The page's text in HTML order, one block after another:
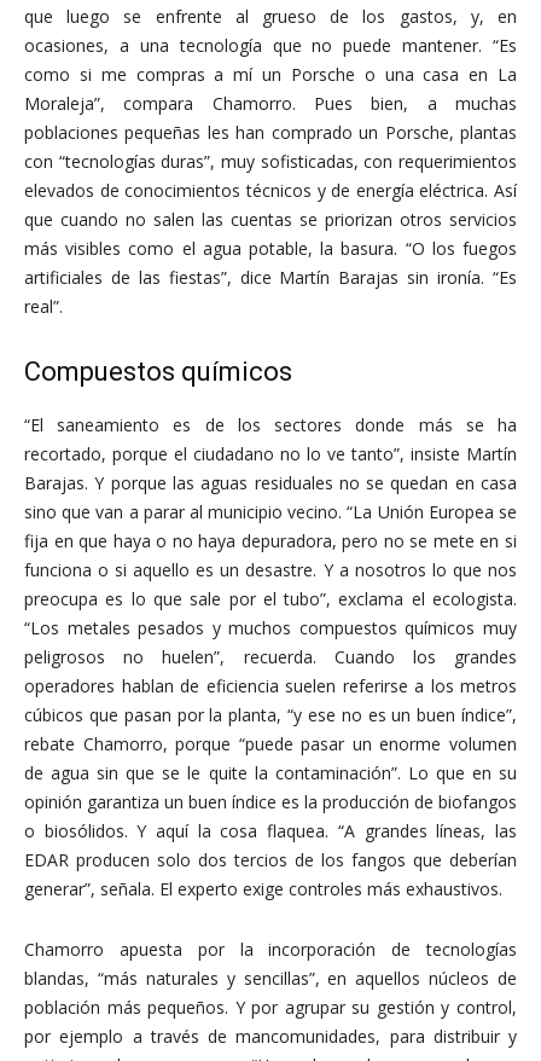
que luego se enfrente al grueso de los gastos, y, en
ocasiones, a una tecnología que no puede mantener. “Es
como si me compras a mí un Porsche o una casa en La
Moraleja”, compara Chamorro. Pues bien, a muchas
poblaciones pequeñas les han comprado un Porsche, plantas
con “tecnologías duras”, muy sofisticadas, con requerimientos
elevados de conocimientos técnicos y de energía eléctrica. Así
que cuando no salen las cuentas se priorizan otros servicios
más visibles como el agua potable, la basura. “O los fuegos
artificiales de las fiestas”, dice Martín Barajas sin ironía. “Es
real”.
Compuestos químicos
“El saneamiento es de los sectores donde más se ha
recortado, porque el ciudadano no lo ve tanto”, insiste Martín
Barajas. Y porque las aguas residuales no se quedan en casa
sino que van a parar al municipio vecino. “La Unión Europea se
fija en que haya o no haya depuradora, pero no se mete en si
funciona o si aquello es un desastre. Y a nosotros lo que nos
preocupa es lo que sale por el tubo”, exclama el ecologista.
“Los metales pesados y muchos compuestos químicos muy
peligrosos no huelen”, recuerda. Cuando los grandes
operadores hablan de eficiencia suelen referirse a los metros
cúbicos que pasan por la planta, “y ese no es un buen índice”,
rebate Chamorro, porque “puede pasar un enorme volumen
de agua sin que se le quite la contaminación”. Lo que en su
opinión garantiza un buen índice es la producción de biofangos
o biosólidos. Y aquí la cosa flaquea. “A grandes líneas, las
EDAR producen solo dos tercios de los fangos que deberían
generar”, señala. El experto exige controles más exhaustivos.
Chamorro apuesta por la incorporación de tecnologías
blandas, “más naturales y sencillas”, en aquellos núcleos de
población más pequeños. Y por agrupar su gestión y control,
por ejemplo a través de mancomunidades, para distribuir y